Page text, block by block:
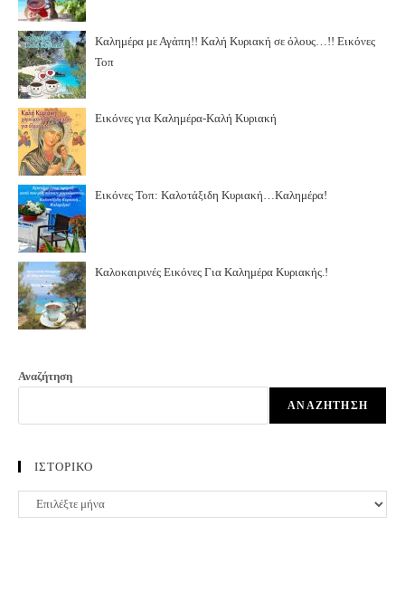
Καλημέρα με Αγάπη!! Καλή Κυριακή σε όλους…!! Εικόνες
Τοπ
Εικόνες για Καλημέρα-Καλή Κυριακή
Εικόνες Τοπ: Καλοτάξιδη Κυριακή…Καλημέρα!
Καλοκαιρινές Εικόνες Για Καλημέρα Κυριακής.!
Αναζήτηση
ΑΝΑΖΉΤΗΣΗ
ΙΣΤΟΡΙΚΟ
ΙΣΤΟΡΙΚΟ